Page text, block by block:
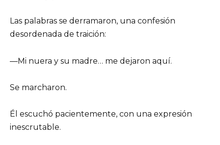
Las palabras se derramaron, una confesión
desordenada de traición:
—Mi nuera y su madre… me dejaron aquí.
Se marcharon.
Él escuchó pacientemente, con una expresión
inescrutable.